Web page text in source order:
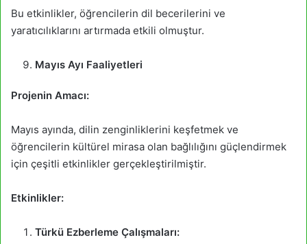
Bu etkinlikler, öğrencilerin dil becerilerini ve
yaratıcılıklarını artırmada etkili olmuştur.
Mayıs Ayı Faaliyetleri
Projenin Amacı:
Mayıs ayında, dilin zenginliklerini keşfetmek ve
öğrencilerin kültürel mirasa olan bağlılığını güçlendirmek
için çeşitli etkinlikler gerçekleştirilmiştir.
Etkinlikler:
Türkü Ezberleme Çalışmaları: